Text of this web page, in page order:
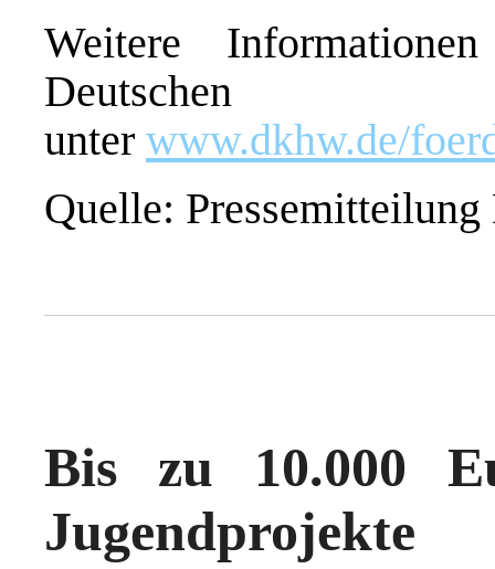
Weitere
Deutschen
unter www.dkhw.de/
Quelle:
Bis zu 10.000
Jugendprojekte